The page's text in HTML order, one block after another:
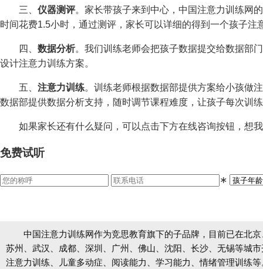
三、 仪器测评。家长带孩子来到中心，中国注意力训练网
时间花费1.5小时，通过测评，家长可以详细的得到一个孩子注
四、 数据分析。我们训练老师会把孩子数据提交给数据部
设计注意力训练方案。
五、 注意力训练。训练老师根据数据部提供方案给小孩做
数据部提供数据分析支持，随时调节课程难度，让孩子每次训
如果家长还有什么疑问，可以点击下方在线咨询按钮，想
免费试听
∗
中国注意力训练网作为竞思教育旗下的子品牌，目前已在北
苏州、武汉、成都、深圳、广州、佛山、沈阳、长沙、无锡等城
注意力训练、儿童多动症、阅读能力、学习能力、情绪管理训练